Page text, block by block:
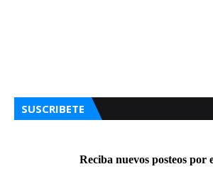
SUSCRIBETE
Reciba nuevos posteos por